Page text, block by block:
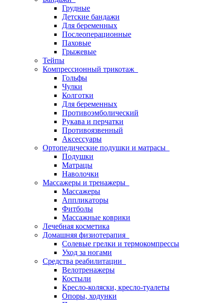
Грудные
Детские бандажи
Для беременных
Послеоперационные
Паховые
Грыжевые
Тейпы
Компрессионный трикотаж
Гольфы
Чулки
Колготки
Для беременных
Противоэмболический
Рукава и перчатки
Противоязвенный
Аксессуары
Ортопедические подушки и матрасы
Подушки
Матрацы
Наволочки
Массажеры и тренажеры
Массажеры
Аппликаторы
Фитболы
Массажные коврики
Лечебная косметика
Домашняя физиотерапия
Солевые грелки и термокомпрессы
Уход за ногами
Средства реабилитации
Велотренажеры
Костыли
Кресло-коляски, кресло-туалеты
Опоры, ходунки